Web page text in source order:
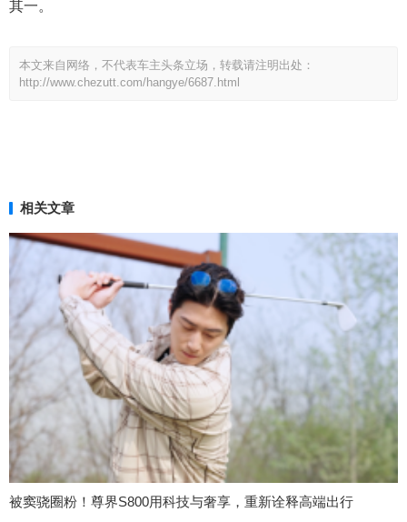
其一。
本文来自网络，不代表车主头条立场，转载请注明出处：
http://www.chezutt.com/hangye/6687.html
相关文章
被窦骁圈粉！尊界S800用科技与奢享，重新诠释高端出行